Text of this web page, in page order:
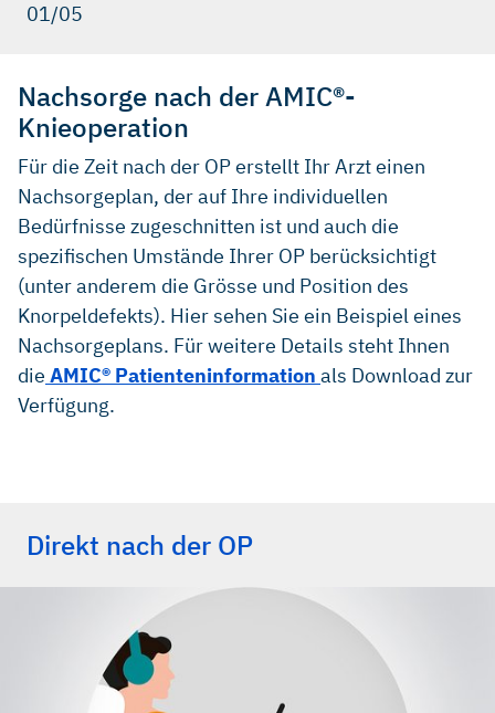
01/05
Nachsorge nach der AMIC®-
Knieoperation
Für die Zeit nach der OP erstellt Ihr Arzt einen
Nachsorgeplan, der auf Ihre individuellen
Bedürfnisse zugeschnitten ist und auch die
spezifischen Umstände Ihrer OP berücksichtigt
(unter anderem die Grösse und Position des
Knorpeldefekts). Hier sehen Sie ein Beispiel eines
Nachsorgeplans. Für weitere Details steht Ihnen
die AMIC® Patienteninformation als Download zur
Verfügung.
Direkt nach der OP